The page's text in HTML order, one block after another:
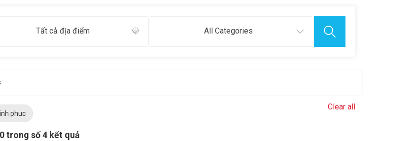
Tất cả địa điểm All Categories
phuc
Clear all
trong số 4 kết quả